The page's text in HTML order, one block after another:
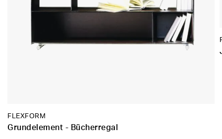
FLEXFORM
Grundelement - Bücherregal